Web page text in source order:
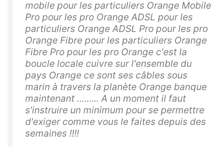
mobile pour les particuliers Orange Mobile
Pro pour les pro Orange ADSL pour les
particuliers Orange ADSL Pro pour les pro
Orange Fibre pour les particuliers Orange
Fibre Pro pour les pro Orange c'est la
boucle locale cuivre sur l'ensemble du
pays Orange ce sont ses câbles sous
marin à travers la planète Orange banque
maintenant ......... A un moment il faut
s'instruire un minimum pour se permettre
d'exiger comme vous le faites depuis des
semaines !!!!